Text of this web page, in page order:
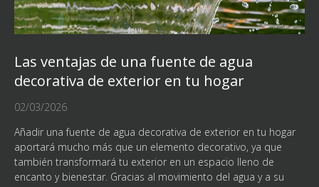
Las ventajas de una fuente de agua
decorativa de exterior en tu hogar
02/03/2026
Añadir una fuente de agua decorativa de exterior en tu hogar
aportará mucho más que un elemento decorativo, ya que
también transformará tu exterior en un espacio lleno de
encanto y bienestar. Gracias al movimiento del agua y a su